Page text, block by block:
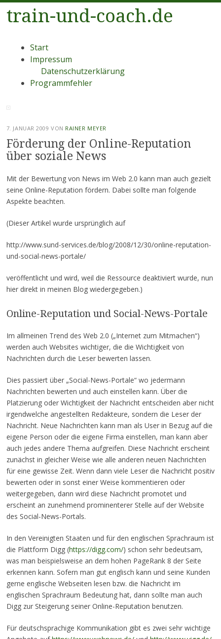
train-und-coach.de
Menü
Zum
Inhalt
Start
Impressum
Datenschutzerklärung
Programmfehler
7. JANUAR 2009 VON RAINER MEYER
Förderung der Online-Reputation
über soziale News
Mit der Bewertung von News im Web 2.0 kann man auch gezielt
seine Online-Reputation fördern. Dabei sollte man folgende
Aspekte beachten.
(Dieser Artikel wurde ursprünglich auf
http://www.sund-services.de/blog/2008/12/30/online-reputation-
und-social-news-portale/
veröffentlicht und wird, weil die Ressource deaktiviert wurde, nun
hier direkt in meinen Blog wiedergegeben.)
Online-Reputation und Social-News-Portale
Im allmeinen Trend des Web 2.0 („Internet zum Mitmachen“)
werden auch Websites wichtiger, die die Wichtigkeit von
Nachrichten durch die Leser bewerten lassen.
Dies passiert über „Social-News-Portale“ wo jedermann
Nachrichten bewerten und auch einstellen kann. Über die
Platzierung oder Wichtigkeit der Nachricht entscheiden aber nicht
irgendwelche angestellten Redakteure, sondern die Leser der
Nachricht. Neue Nachrichten kann man als User in Bezug auf die
eigene Person oder die eigene Firma einstellen, man kann aber
auch jedes andere Thema aufgreifen. Diese Nachricht erscheint
zunächst in gleicher Weise wie alle anderen neuen Nachrichten
für eine gewisse Zeit. Wenn dann viele Leser die Nachricht positiv
bewerten oder in sonst einer Weise kommentieren oder
weitergegeben, dann wird diese Nachricht promotet und
erscheint an zunehmend prominenterer Stelle auf der Website
des Social-News-Portals.
In den Vereinigten Staaten und für den englischen Sprachraum ist
die Plattform Digg (https://digg.com/) schon sehr bedeutsam,
was man beispielsweise an dem hohen PageRank 8 der Seite
erkennen kann. Sofern man gut englisch kann und seine Kunden
gerne englische Webseiten lesen bzw. die Nachricht im
englischen Sprachraum Bedeutung hat, dann sollte man auch
Digg zur Steigerung seiner Online-Reputation benutzen.
Für deutschsprachige Kommunikation gibt es zwei sehr wichtige